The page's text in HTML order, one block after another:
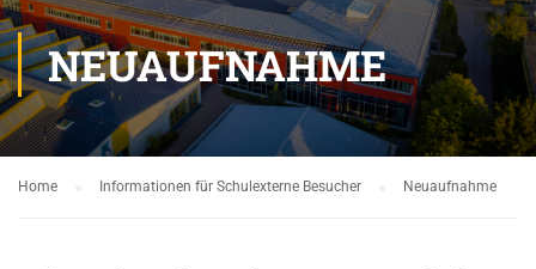
NEUAUFNAHME
Home Informationen für Schulexterne Besucher Neuaufnahme